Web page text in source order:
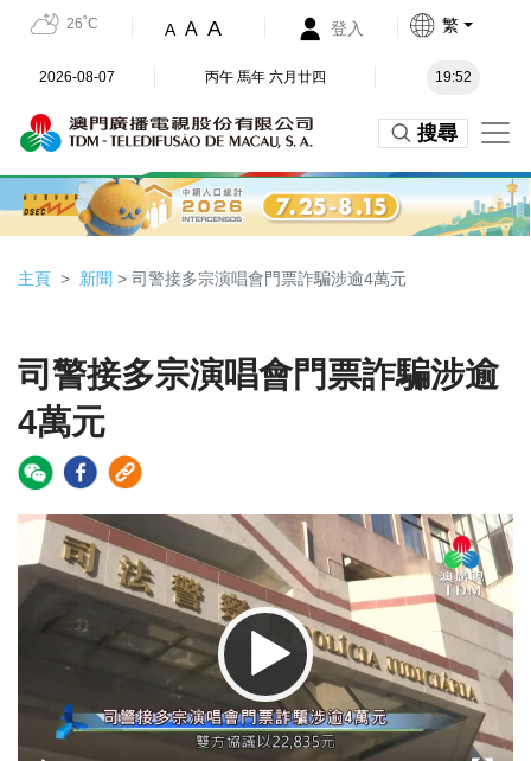
26˚C A A A 登入 繁
2026-08-07 丙午 馬年 六月廿四 19:52
搜尋
主頁 新聞 > 司警接多宗演唱會門票詐騙涉逾4萬元
司警接多宗演唱會門票詐騙涉逾
4萬元
Video
Player